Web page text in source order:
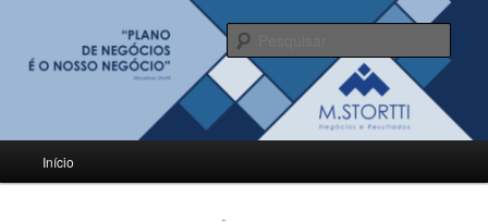
BLOG M.Stortti
principal
Início